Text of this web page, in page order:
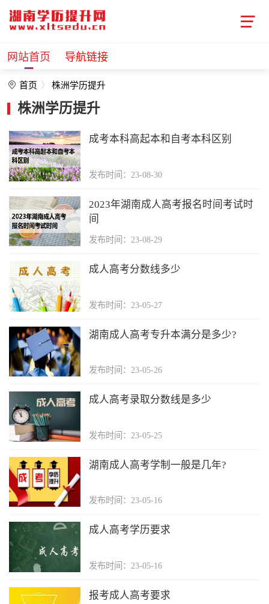
网站首页 导航链接
首页 株洲学历提升
株洲学历提升
成考本科高起本和自考本科区别
发布时间：23-08-30
2023年湖南成人高考报名时间考试时
间
发布时间：23-08-29
成人高考分数线多少
发布时间：23-05-27
湖南成人高考专升本满分是多少?
发布时间：23-05-26
成人高考录取分数线是多少
发布时间：23-05-25
湖南成人高考学制一般是几年?
发布时间：23-05-16
成人高考学历要求
发布时间：23-05-16
报考成人高考要求